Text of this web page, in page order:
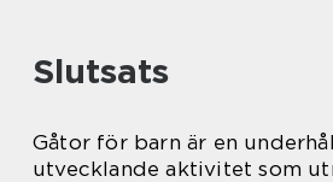
Slutsats
Gåtor för barn är en
utvecklande aktivitet som